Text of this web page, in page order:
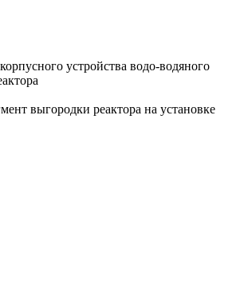
устройства водо-водяного
выгородки реактора на установке